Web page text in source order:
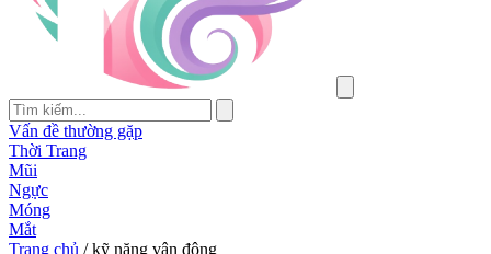
Vấn đề thường gặp
Thời Trang
Mũi
Ngực
Móng
Mắt
Trang chủ / kỹ năng vận động